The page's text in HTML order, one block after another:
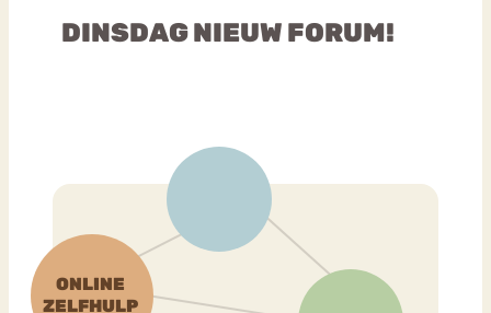
DINSDAG NIEUW FORUM!